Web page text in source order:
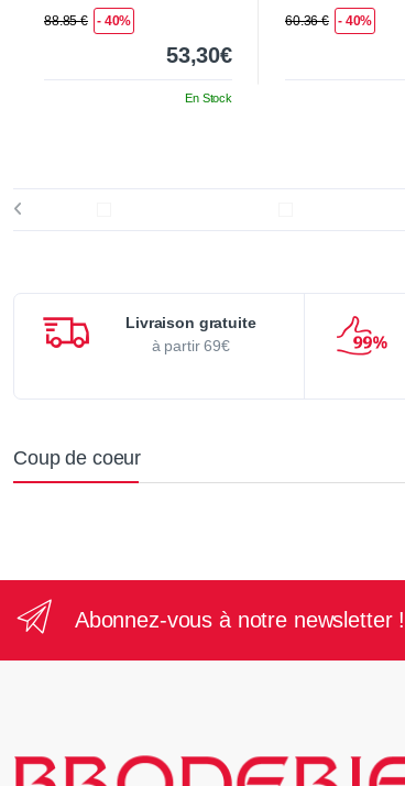
88.85 € - 40%
53,30€
En Stock
60.36 € - 40%
Livraison gratuite
à partir 69€
Coup de coeur
Abonnez-vous à notre newsletter !